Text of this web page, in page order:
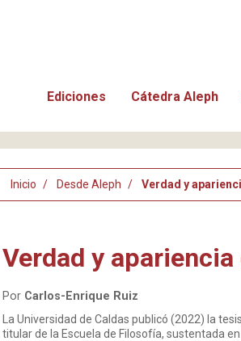
Ediciones Cátedra Aleph
Inicio Desde Aleph Verdad y
Verdad y
Por Carlos-Enrique Ruiz
La Universidad de Caldas publicó (2022) la
titular de la Escuela de Filosofía, sustentada